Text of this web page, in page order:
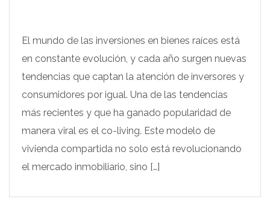
El mundo de las inversiones en bienes raíces está
en constante evolución, y cada año surgen nuevas
tendencias que captan la atención de inversores y
consumidores por igual. Una de las tendencias
más recientes y que ha ganado popularidad de
manera viral es el co-living. Este modelo de
vivienda compartida no solo está revolucionando
el mercado inmobiliario, sino […]